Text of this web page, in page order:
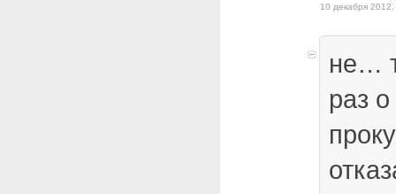
10 декабря
не…
раз